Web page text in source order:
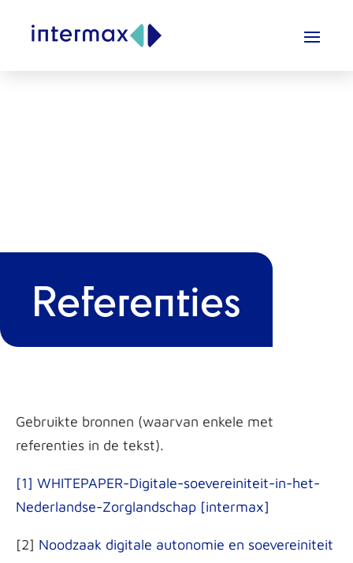
Referenties
Gebruikte bronnen (waarvan enkele met
referenties in de tekst).
[1] WHITEPAPER-Digitale-soevereiniteit-in-het-
Nederlandse-Zorglandschap [intermax]
[2] Noodzaak digitale autonomie en soevereiniteit